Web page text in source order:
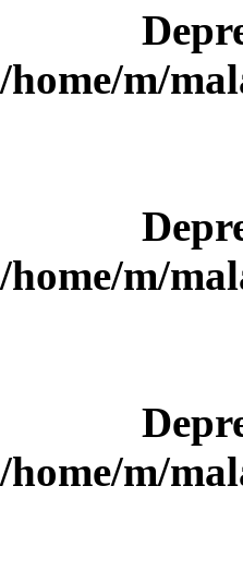
/home/m/
/home/m/
/home/m/